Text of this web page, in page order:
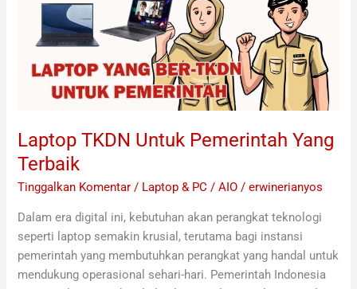
Laptop TKDN Untuk Pemerintah Yang
Terbaik
Tinggalkan Komentar / Laptop & PC / AIO /erwinerianyos
Dalam era digital ini, kebutuhan akan perangkat teknologi
seperti laptop semakin krusial, terutama bagi instansi
pemerintah yang membutuhkan perangkat yang handal untuk
mendukung operasional sehari-hari. Pemerintah Indonesia
Pemerintah
Yang
Terbaik